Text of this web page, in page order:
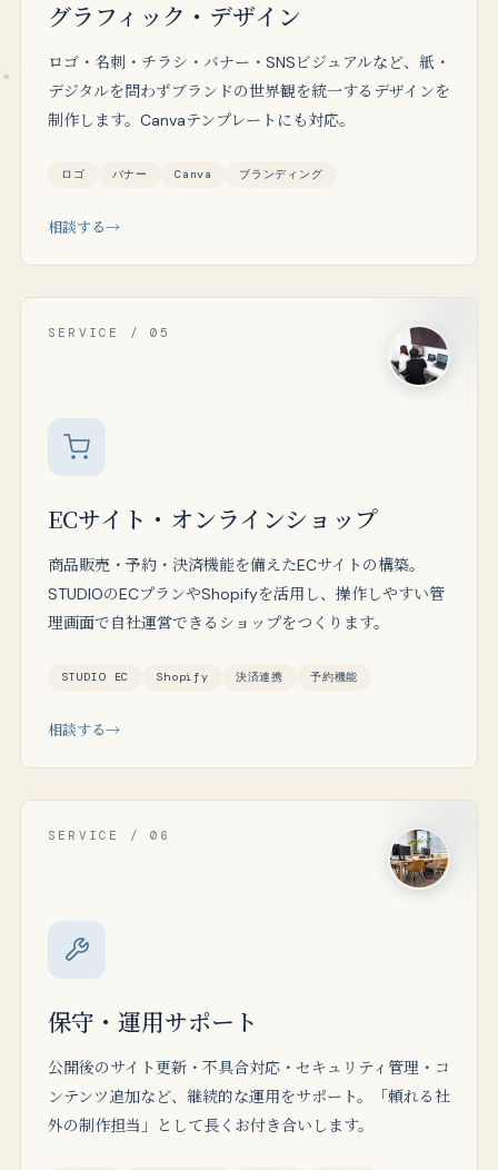
グラフィック・デザイン
ロゴ・名刺・チラシ・バナー・SNSビジュアルなど、紙・
デジタルを問わずブランドの世界観を統一するデザインを
制作します。Canvaテンプレートにも対応。
ロゴ バナー Canva ブランディング
相談する
SERVICE / 05
ECサイト・オンラインショップ
商品販売・予約・決済機能を備えたECサイトの構築。
STUDIOのECプランやShopifyを活用し、操作しやすい管
理画面で自社運営できるショップをつくります。
STUDIO EC Shopify 決済連携 予約機能
相談する
SERVICE / 06
保守・運用サポート
公開後のサイト更新・不具合対応・セキュリティ管理・コ
ンテンツ追加など、継続的な運用をサポート。「頼れる社
外の制作担当」として長くお付き合いします。